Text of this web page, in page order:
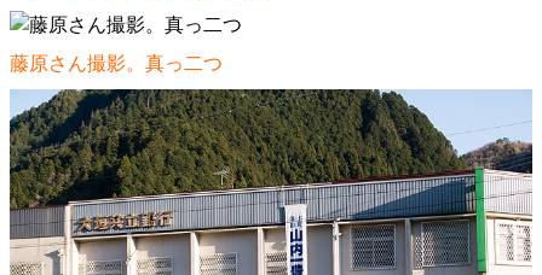
藤原さん撮影。真っ二つ